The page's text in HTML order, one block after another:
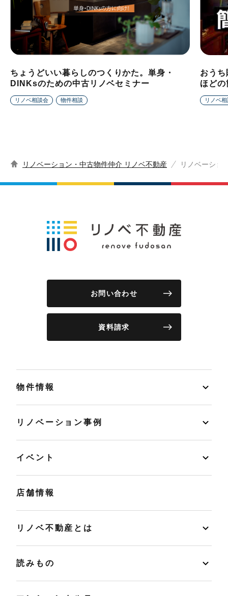
ちょうどいい暮らしのつくりかた。単身・
DINKsのための中古リノベセミナー
リノベ相談会 物件相談
おう
ほど
リノベ
リノベーション・中古物件仲介 リノベ不動産 リノベーショ
お問い合わせ
資料請求
物件情報
リノベーション事例
イベント
店舗情報
リノベ不動産とは
読みもの